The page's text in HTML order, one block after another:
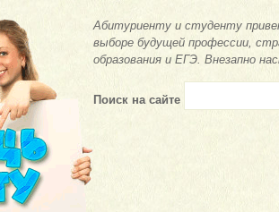
Абитуриенту и студенту
выборе будущей профессии,
образования и ЕГЭ. Внезапно
Поиск на сайте